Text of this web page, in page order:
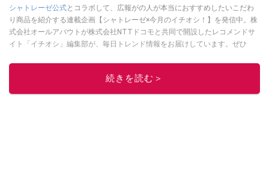
シャトレーゼ公式とコラボして、広報がの人が本当におすすめしたいこだわ
り商品を紹介する連載企画【シャトレーゼ×今月のイチオシ！】を発信中。株
式会社オールアバウトが株式会社NTTドコモと共同で開設したレコメンドサ
イト「イチオシ」編集部が、毎日トレンド情報をお届けしています。ぜひ
このイチオシストの他の記事を読む
続きを読む＞